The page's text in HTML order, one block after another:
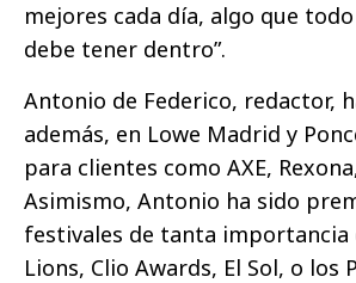
mejores cada día, algo que
debe tener dentro”.
Antonio de Federico, redactor,
además, en Lowe Madrid y
para clientes como AXE,
Asimismo, Antonio ha sido
festivales de tanta importancia
Lions, Clio Awards, El Sol, o los